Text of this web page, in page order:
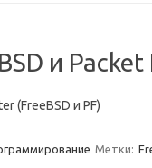
и Packet
(FreeBSD и PF)
Метки: